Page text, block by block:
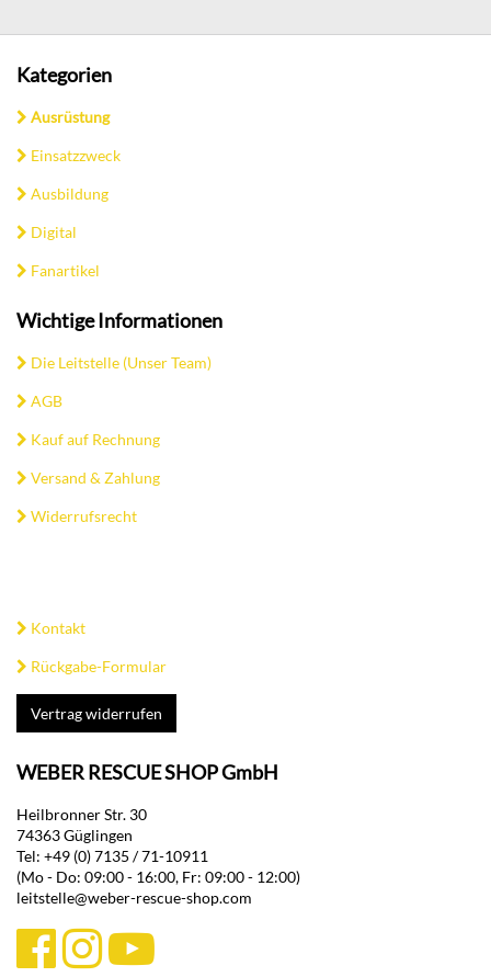
Kategorien
Ausrüstung
Einsatzzweck
Ausbildung
Digital
Fanartikel
Wichtige Informationen
Die Leitstelle (Unser Team)
AGB
Kauf auf Rechnung
Versand & Zahlung
Widerrufsrecht
Kontakt
Rückgabe-Formular
Vertrag widerrufen
WEBER RESCUE SHOP GmbH
Heilbronner Str. 30
74363 Güglingen
Tel: +49 (0) 7135 / 71-10911
(Mo - Do: 09:00 - 16:00, Fr: 09:00 - 12:00)
leitstelle@weber-rescue-shop.com